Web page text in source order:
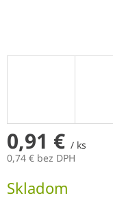
0,91 € / ks
0,74 € bez DPH
cena:
Skladom